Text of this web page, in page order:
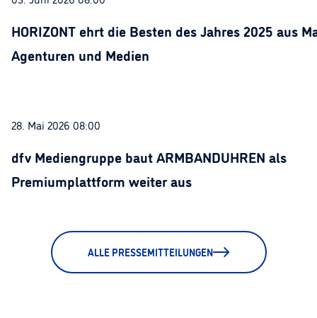
HORIZONT ehrt die Besten des Jahres 2025 aus
Agenturen und Medien
28. Mai 2026 08:00
dfv Mediengruppe baut ARMBANDUHREN als
Premiumplattform weiter aus
ALLE PRESSEMITTEILUNGEN